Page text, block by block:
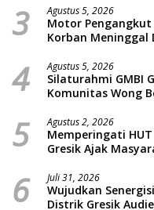
3 Agustus 5, 2026
Motor Pengangkut
Korban
4 Agustus 5, 2026
Silaturahmi GMBI
Komunitas Wong
Massal dan
5 Agustus 2, 2026
Memperingati HUT
Gresik Ajak
6 Juli 31, 2026
Wujudkan
Distrik Gresik